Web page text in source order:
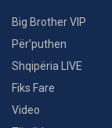
Big Brother VIP
Për’puthen
Shqipëria LIVE
Fiks Fare
Video